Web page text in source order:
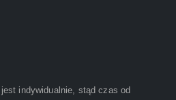
indywidualnie, stąd czas od